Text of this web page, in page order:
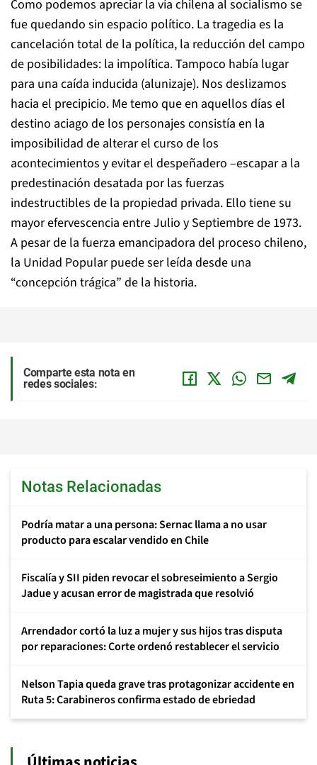
Como podemos apreciar la vía chilena al socialismo se
fue quedando sin espacio político. La tragedia es la
cancelación total de la política, la reducción del campo
de posibilidades: la impolítica. Tampoco había lugar
para una caída inducida (alunizaje). Nos deslizamos
hacia el precipicio. Me temo que en aquellos días el
destino aciago de los personajes consistía en la
imposibilidad de alterar el curso de los
acontecimientos y evitar el despeñadero –escapar a la
predestinación desatada por las fuerzas
indestructibles de la propiedad privada. Ello tiene su
mayor efervescencia entre Julio y Septiembre de 1973.
A pesar de la fuerza emancipadora del proceso chileno,
la Unidad Popular puede ser leída desde una
“concepción trágica” de la historia.
Comparte esta nota en
redes sociales:
Notas Relacionadas
Podría matar a una persona: Sernac llama a no usar
producto para escalar vendido en Chile
Fiscalía y SII piden revocar el sobreseimiento a Sergio
Jadue y acusan error de magistrada que resolvió
Arrendador cortó la luz a mujer y sus hijos tras disputa
por reparaciones: Corte ordenó restablecer el servicio
Nelson Tapia queda grave tras protagonizar accidente en
Ruta 5: Carabineros confirma estado de ebriedad